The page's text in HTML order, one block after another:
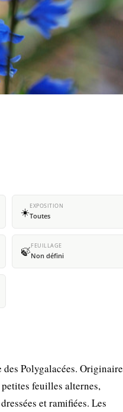
☀️EXPOSITION
Toutes
🍃FEUILLAGE
Non défini
Polygalacées. Originaire
feuilles alternes,
et ramifiées. Les